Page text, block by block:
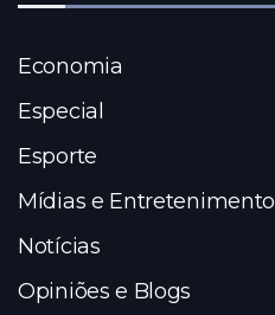
Economia
Especial
Esporte
Mídias e Entretenimento
Notícias
Opiniões e Blogs